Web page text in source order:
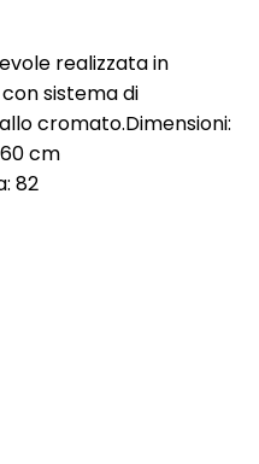
realizzata in
sistema di
cromato.Dimensioni:
cm
82